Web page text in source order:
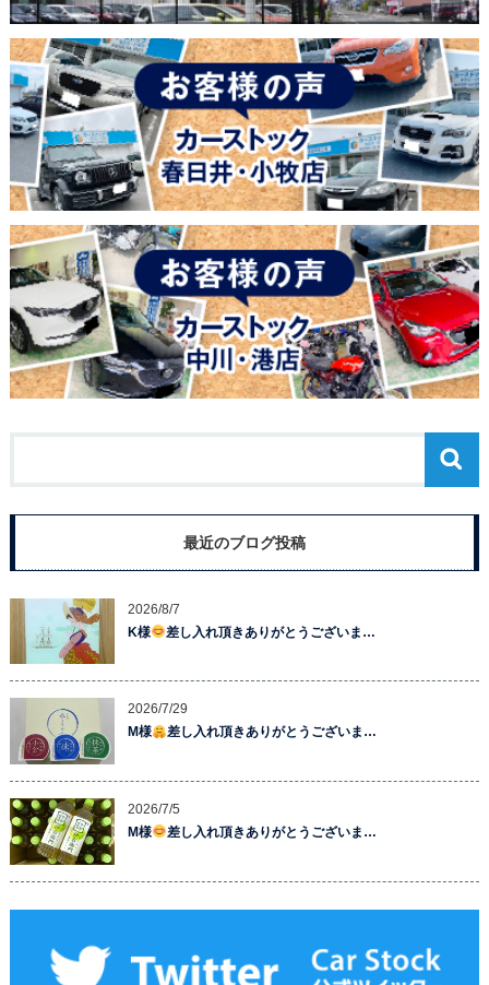
最近のブログ投稿
2026/8/7
K様
差し入れ頂きありがとうございま…
2026/7/29
M様
差し入れ頂きありがとうございま…
2026/7/5
M様
差し入れ頂きありがとうございま…